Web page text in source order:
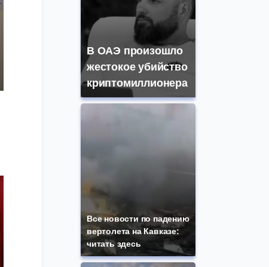
В ОАЭ произошло
жестокое убийство
криптомиллионера
Все новости по падению
вертолета на Кавказе:
читать здесь